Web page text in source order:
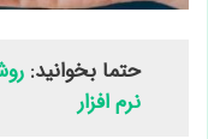
حتما بخوانید:
نرم افزار